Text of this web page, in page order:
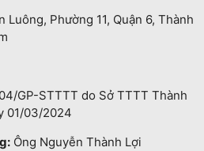
Luông, Phường 11, Quận 6, Thành
04/GP-STTTT do Sở TTTT Thành
01/03/2024
Ông Nguyễn Thành Lợi